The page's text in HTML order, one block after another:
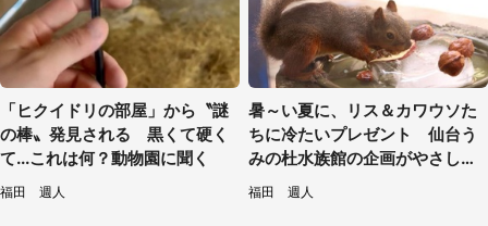
「ヒクイドリの部屋」から〝謎
の棒〟発見される 黒くて硬く
て...これは何？動物園に聞く
福田 週人
暑～い夏に、リス＆カワウソた
ちに冷たいプレゼント 仙台う
みの杜水族館の企画がやさしい
【7／31～8／23】
福田 週人